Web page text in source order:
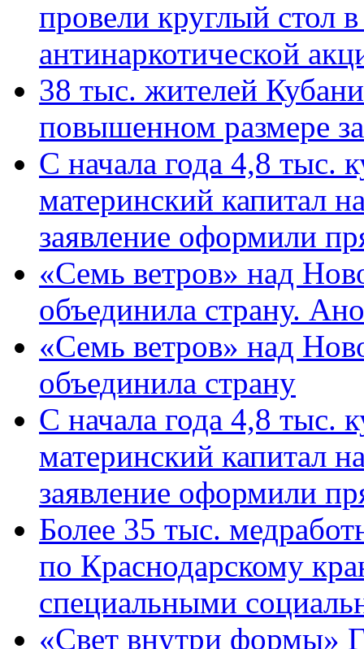
провели круглый стол
антинаркотической
38 тыс. жителей
повышенном размере
С начала года 4,8 тыс.
материнский капитал
заявление оформили
«Семь ветров» над
объединила страну.
«Семь ветров» над
объединила страну
С начала года 4,8 тыс.
материнский капитал
заявление оформили
Более 35 тыс.
по Краснодарскому
специальными
«Свет внутри формы»